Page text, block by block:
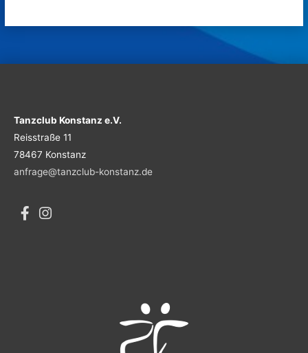
Tanzclub Konstanz e.V.
Reisstraße 11
78467 Konstanz
anfrage@tanzclub-konstanz.de